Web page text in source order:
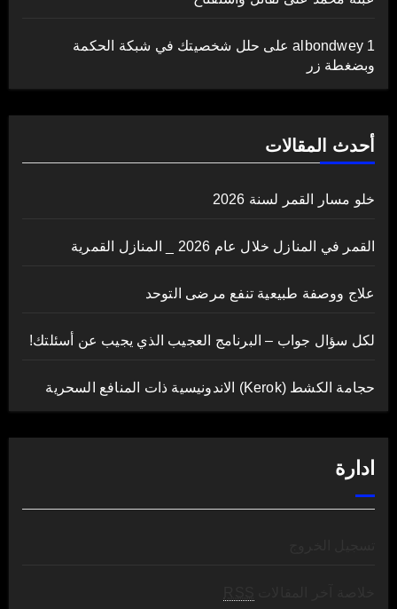
albondwey 1على حلل شخصيتك في شبكة الحكمة
وبضغطة زر
أحدث المقالات
خلو مسار القمر لسنة 2026
القمر في المنازل خلال عام 2026 _ المنازل القمرية
علاج ووصفة طبيعية تنفع مرضى التوحد
لكل سؤال جواب – البرنامج العجيب الذي يجيب عن أسئلتك!
حجامة الكشط (Kerok) الاندونيسية ذات المنافع السحرية
ادارة